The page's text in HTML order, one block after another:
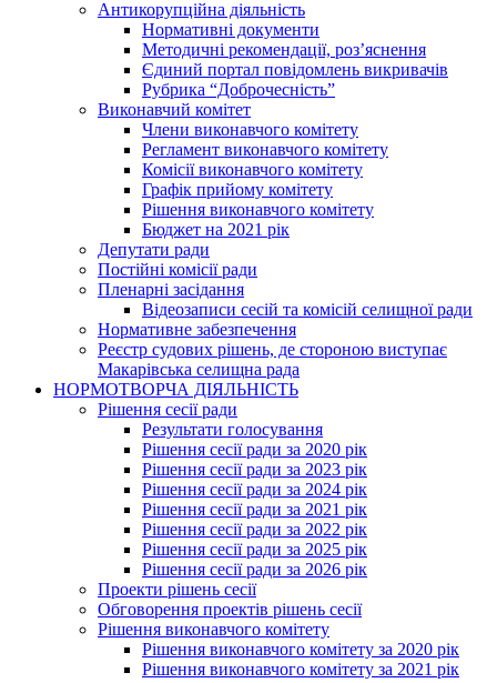
Антикорупційна діяльність
Нормативні документи
Методичні рекомендації, роз’яснення
Єдиний портал повідомлень викривачів
Рубрика “Доброчесність”
Виконавчий комітет
Члени виконавчого комітету
Регламент виконавчого комітету
Комісії виконавчого комітету
Графік прийому комітету
Рішення виконавчого комітету
Бюджет на 2021 рік
Депутати ради
Постійні комісії ради
Пленарні засідання
Відеозаписи сесій та комісій селищної ради
Нормативне забезпечення
Реєстр судових рішень, де стороною виступає
Макарівська селищна рада
НОРМОТВОРЧА ДІЯЛЬНІСТЬ
Рішення сесії ради
Результати голосування
Рішення сесії ради за 2020 рік
Рішення сесії ради за 2023 рік
Рішення сесії ради за 2024 рік
Рішення сесії ради за 2021 рік
Рішення сесії ради за 2022 рік
Рішення сесії ради за 2025 рік
Рішення сесії ради за 2026 рік
Проекти рішень сесії
Обговорення проектів рішень сесії
Рішення виконавчого комітету
Рішення виконавчого комітету за 2020 рік
Рішення виконавчого комітету за 2021 рік